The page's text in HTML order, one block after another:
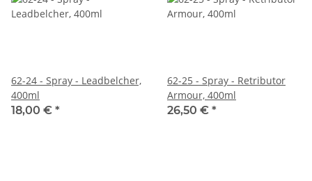
62-24 - Spray - Leadbelcher,
400ml
18,00 € *
62-25 - Spray - Retributor
Armour, 400ml
26,50 € *